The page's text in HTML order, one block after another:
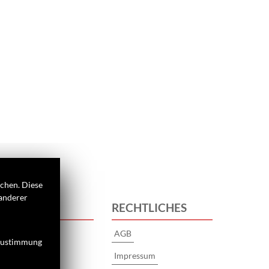
RECHTLICHES
AGB
Impressum
Diese